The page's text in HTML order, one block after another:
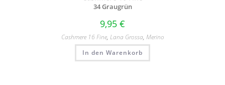
34 Graugrün
9,95 €
Cashmere 16 Fine, Lana Grossa, Merino
In den Warenkorb